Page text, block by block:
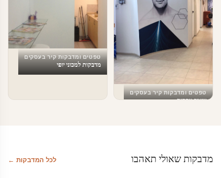
טפטים ומדבקות קיר בעסקים
עיצוב עסקים
טפטים ומדבקות קיר בעסקים
מדבקות למכוני יופי
מדבקות שאולי תאהבו לכל המדבקות ←